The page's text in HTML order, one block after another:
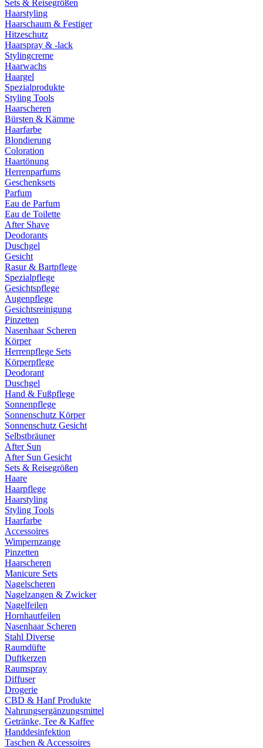
Sets & Reisegrößen
Haarstyling
Haarschaum & Festiger
Hitzeschutz
Haarspray & -lack
Stylingcreme
Haarwachs
Haargel
Spezialprodukte
Styling Tools
Haarscheren
Bürsten & Kämme
Haarfarbe
Blondierung
Coloration
Haartönung
Herrenparfums
Geschenksets
Parfum
Eau de Parfum
Eau de Toilette
After Shave
Deodorants
Duschgel
Gesicht
Rasur & Bartpflege
Spezialpflege
Gesichtspflege
Augenpflege
Gesichtsreinigung
Pinzetten
Nasenhaar Scheren
Körper
Herrenpflege Sets
Körperpflege
Deodorant
Duschgel
Hand & Fußpflege
Sonnenpflege
Sonnenschutz Körper
Sonnenschutz Gesicht
Selbstbräuner
After Sun
After Sun Gesicht
Sets & Reisegrößen
Haare
Haarpflege
Haarstyling
Styling Tools
Haarfarbe
Accessoires
Wimpernzange
Pinzetten
Haarscheren
Manicure Sets
Nagelscheren
Nagelzangen & Zwicker
Nagelfeilen
Hornhautfeilen
Nasenhaar Scheren
Stahl Diverse
Raumdüfte
Duftkerzen
Raumspray
Diffuser
Drogerie
CBD & Hanf Produkte
Nahrungsergänzungsmittel
Getränke, Tee & Kaffee
Handdesinfektion
Taschen & Accessoires